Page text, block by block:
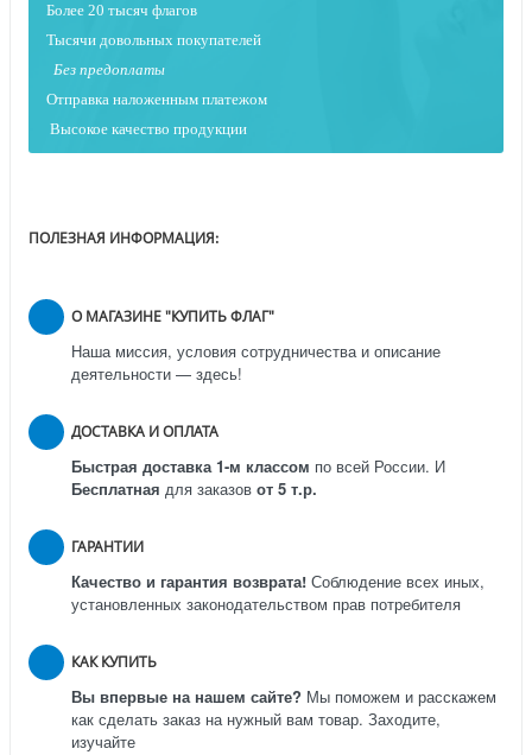
Более 20 тысяч флагов
Тысячи довольных покупателей
Без предоплаты
Отправка наложенным платежом
Высокое качество продукции
ПОЛЕЗНАЯ ИНФОРМАЦИЯ:
О МАГАЗИНЕ "КУПИТЬ ФЛАГ"
Наша миссия, условия сотрудничества и описание
деятельности — здесь!
ДОСТАВКА И ОПЛАТА
Быстрая доставка 1-м классом по всей России. И
Бесплатная для заказов от 5 т.р.
ГАРАНТИИ
Качество и гарантия возврата! Соблюдение всех иных,
установленных законодательством прав потребителя
КАК КУПИТЬ
Вы впервые на нашем сайте? Мы поможем и расскажем
как сделать заказ на нужный вам товар. Заходите,
изучайте